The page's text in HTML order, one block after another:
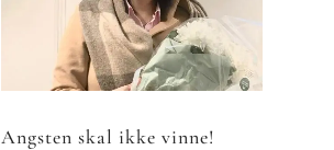
Angsten skal ikke vinne!